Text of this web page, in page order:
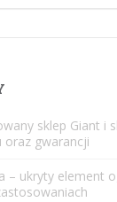
sklep Giant i
oraz gwarancji
– ukryty element